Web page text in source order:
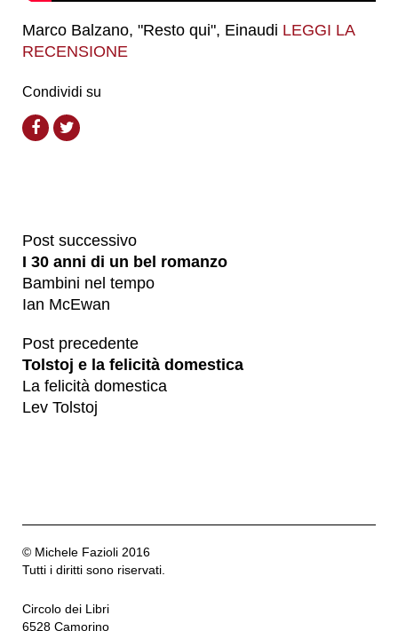
Marco Balzano, "Resto qui", Einaudi LEGGI LA
RECENSIONE
Condividi su
Post successivo
I 30 anni di un bel romanzo
Bambini nel tempo
Ian McEwan
Post precedente
Tolstoj e la felicità domestica
La felicità domestica
Lev Tolstoj
© Michele Fazioli 2016
Tutti i diritti sono riservati.
Circolo dei Libri
6528 Camorino